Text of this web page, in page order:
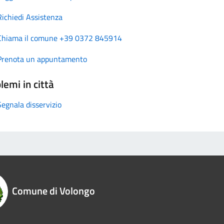
Assistenza
il comune +39 0372 845914
un appuntamento
in città
disservizio
Comune di Volongo